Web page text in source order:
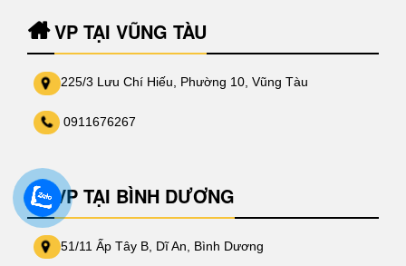
VP TẠI VŨNG TÀU
225/3 Lưu Chí Hiếu, Phường 10, Vũng Tàu
0911676267
VP TẠI BÌNH DƯƠNG
51/11 Ấp Tây B, Dĩ An, Bình Dương